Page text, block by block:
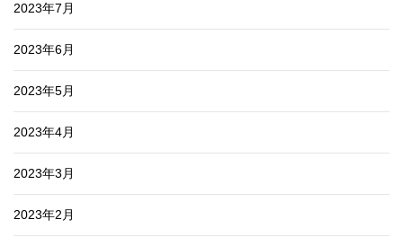
2023年7月
2023年6月
2023年5月
2023年4月
2023年3月
2023年2月